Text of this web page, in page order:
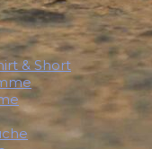
& Short